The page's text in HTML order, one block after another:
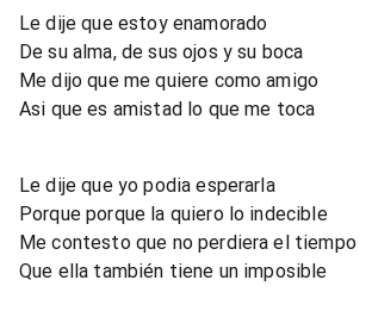
Le dije que estoy enamorado
De su alma, de sus ojos y su boca
Me dijo que me quiere como amigo
Asi que es amistad lo que me toca
Le dije que yo podia esperarla
Porque porque la quiero lo indecible
Me contesto que no perdiera el tiempo
Que ella también tiene un imposible